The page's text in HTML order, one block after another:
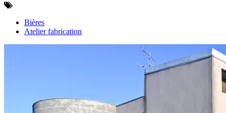
Bières
Atelier fabrication